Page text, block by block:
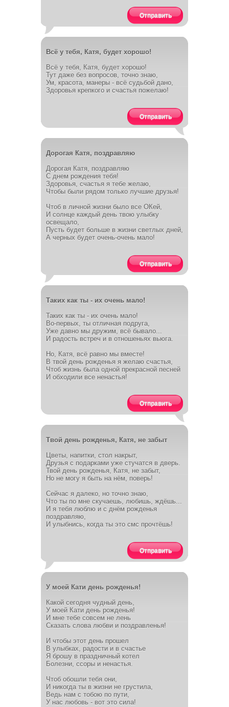
Отправить
Всё у тебя, Катя, будет хорошо!
Всё у тебя, Катя, будет хорошо!
Тут даже без вопросов, точно знаю,
Ум, красота, манеры - всё судьбой дано,
Здоровья крепкого и счастья пожелаю!
Отправить
Дорогая Катя, поздравляю
Дорогая Катя, поздравляю
С днем рождения тебя!
Здоровья, счастья я тебе желаю,
Чтобы были рядом только лучшие друзья!
Чтоб в личной жизни было все ОКей,
И солнце каждый день твою улыбку
освещало,
Пусть будет больше в жизни светлых дней,
А черных будет очень-очень мало!
Отправить
Таких как ты - их очень мало!
Таких как ты - их очень мало!
Во-первых, ты отличная подруга,
Уже давно мы дружим, всё бывало...
И радость встреч и в отношеньях вьюга.
Но, Катя, всё равно мы вместе!
В твой день рожденья я желаю счастья,
Чтоб жизнь была одной прекрасной песней
И обходили все ненастья!
Отправить
Твой день рожденья, Катя, не забыт
Цветы, напитки, стол накрыт,
Друзья с подарками уже стучатся в дверь.
Твой день рожденья, Катя, не забыт,
Но не могу я быть на нём, поверь!
Сейчас я далеко, но точно знаю,
Что ты по мне скучаешь, любишь, ждёшь...
И я тебя люблю и с днём рожденья
поздравляю,
И улыбнись, когда ты это смс прочтёшь!
Отправить
У моей Кати день рожденья!
Какой сегодня чудный день,
У моей Кати день рожденья!
И мне тебе совсем не лень
Сказать слова любви и поздравленья!
И чтобы этот день прошел
В улыбках, радости и в счастье
Я брошу в праздничный котел
Болезни, ссоры и ненастья.
Чтоб обошли тебя они,
И никогда ты в жизни не грустила,
Ведь нам с тобою по пути,
У нас любовь - вот это сила!